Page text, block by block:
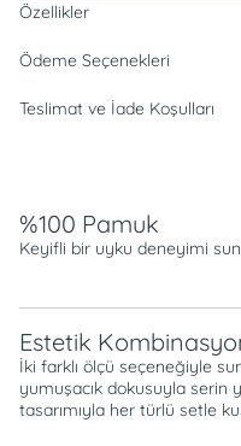
Özellikler
Ödeme Seçenekleri
Teslimat ve İade Koşulları
%100 Pamuk
Keyifli bir uyku deneyimi
Estetik
İki farklı ölçü seçeneğiyle
yumuşacık dokusuyla serin
tasarımıyla her türlü setle